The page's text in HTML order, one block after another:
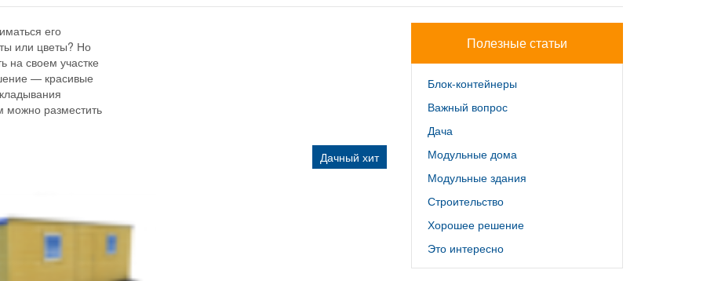
его
или цветы? Но
на своем участке
— красивые
можно разместить
Дачный хит
Полезные статьи
Блок-контейнеры
Важный вопрос
Дача
Модульные дома
Модульные здания
Строительство
Хорошее решение
Это интересно